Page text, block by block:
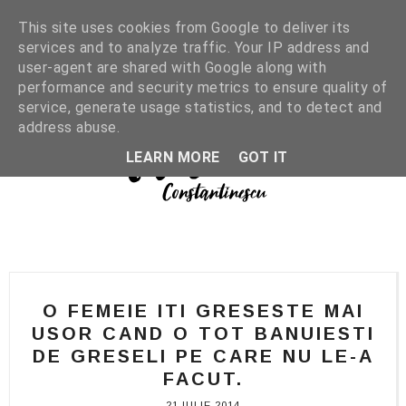
O FEMEIE ITI GRESESTE MAI
USOR CAND O TOT BANUIESTI
DE GRESELI PE CARE NU LE-A
FACUT.
This site uses cookies from Google to deliver its
services and to analyze traffic. Your IP address and
user-agent are shared with Google along with
performance and security metrics to ensure quality of
service, generate usage statistics, and to detect and
address abuse.
LEARN MORE
GOT IT